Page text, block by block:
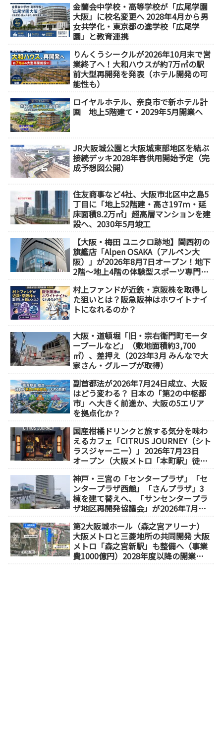
金蘭会中学校・高等学校が「広尾学園
大阪」に校名変更へ 2028年4月から男
女共学化・東京都の進学校「広尾学
園」と教育連携
りんくうシークルが2026年10月末で営
業終了へ！大和ハウスが約7万㎡の駅
前大型再開発を発表（ホテル開発の可
能性も）
ロイヤルホテル、奈良市で新ホテル計
画 地上5階建て・2029年5月開業へ
JR大阪城公園と大阪城東部地区を結ぶ
接続デッキ2028年春供用開始予定（完
成予想図公開）
住友商事など4社、大阪市北区中之島5
丁目に「地上52階建・高さ197ｍ・延
床面積8.2万㎡」超高層マンションを建
設へ、2030年5月竣工
【大阪・梅田 ユニクロ跡地】関西初の
旗艦店「Alpen OSAKA（アルペン大
阪）」が2026年8月7日オープン！地下
2階～地上4階の体験型スポーツ専門店
村上ファンドが近鉄・京阪株を取得し
た狙いとは？阪急阪神はホワイトナイ
トになれるのか？
大阪・道頓堀「旧・宗右衛門町モータ
ープールなど」（敷地面積約3,700
㎡）、差押え（2023年3月 みんなで大
家さん・グループが取得）
副首都法が2026年7月24日成立、大阪
はどう変わる？ 日本の「第2の中枢都
市」へ大きく前進か、大阪の5エリア
を拠点化か？
国産柑橘ドリンクと旅する気分を味わ
えるカフェ「CITRUS JOURNEY（シト
ラスジャーニー）」2026年7月23日
オープン（大阪メトロ「本町駅」徒歩
神戸・三宮の「センタープラザ」「セ
ンタープラザ西館」「さんプラザ」3
棟を建て替えへ、「サンセンタープラ
ザ地区再開発協議会」が2026年7月発
第2大阪城ホール（森之宮アリーナ）
大阪メトロと三菱地所の共同開発 大阪
メトロ「森之宮新駅」も整備へ（事業
費1000億円）2028年度以降の開業